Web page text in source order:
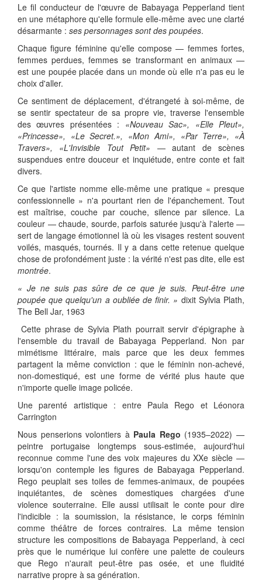
Le fil conducteur de l'œuvre de Babayaga Pepperland tient
en une métaphore qu'elle formule elle-même avec une clarté
désarmante : ses personnages sont des poupées.
Chaque figure féminine qu'elle compose — femmes fortes,
femmes perdues, femmes se transformant en animaux —
est une poupée placée dans un monde où elle n'a pas eu le
choix d'aller.
Ce sentiment de déplacement, d'étrangeté à soi-même, de
se sentir spectateur de sa propre vie, traverse l'ensemble
des œuvres présentées : «Nouveau Sac», «Elle Pleut»,
«Princesse», «Le Secret.», «Mon Ami», «Par Terre», «À
Travers», «L'Invisible Tout Petit» — autant de scènes
suspendues entre douceur et inquiétude, entre conte et fait
divers.
Ce que l'artiste nomme elle-même une pratique « presque
confessionnelle » n'a pourtant rien de l'épanchement. Tout
est maîtrise, couche par couche, silence par silence. La
couleur — chaude, sourde, parfois saturée jusqu'à l'alerte —
sert de langage émotionnel là où les visages restent souvent
voilés, masqués, tournés. Il y a dans cette retenue quelque
chose de profondément juste : la vérité n'est pas dite, elle est
montrée.
« Je ne suis pas sûre de ce que je suis. Peut-être une
poupée que quelqu'un a oubliée de finir. » dixit Sylvia Plath,
The Bell Jar, 1963
Cette phrase de Sylvia Plath pourrait servir d'épigraphe à
l'ensemble du travail de Babayaga Pepperland. Non par
mimétisme littéraire, mais parce que les deux femmes
partagent la même conviction : que le féminin non-achevé,
non-domestiqué, est une forme de vérité plus haute que
n'importe quelle image policée.
Une parenté artistique : entre Paula Rego et Léonora
Carrington
Nous penserions volontiers à Paula Rego (1935–2022) —
peintre portugaise longtemps sous-estimée, aujourd'hui
reconnue comme l'une des voix majeures du XXe siècle —
lorsqu'on contemple les figures de Babayaga Pepperland.
Rego peuplait ses toiles de femmes-animaux, de poupées
inquiétantes, de scènes domestiques chargées d'une
violence souterraine. Elle aussi utilisait le conte pour dire
l'indicible : la soumission, la résistance, le corps féminin
comme théâtre de forces contraires. La même tension
structure les compositions de Babayaga Pepperland, à ceci
près que le numérique lui confère une palette de couleurs
que Rego n'aurait peut-être pas osée, et une fluidité
narrative propre à sa génération.